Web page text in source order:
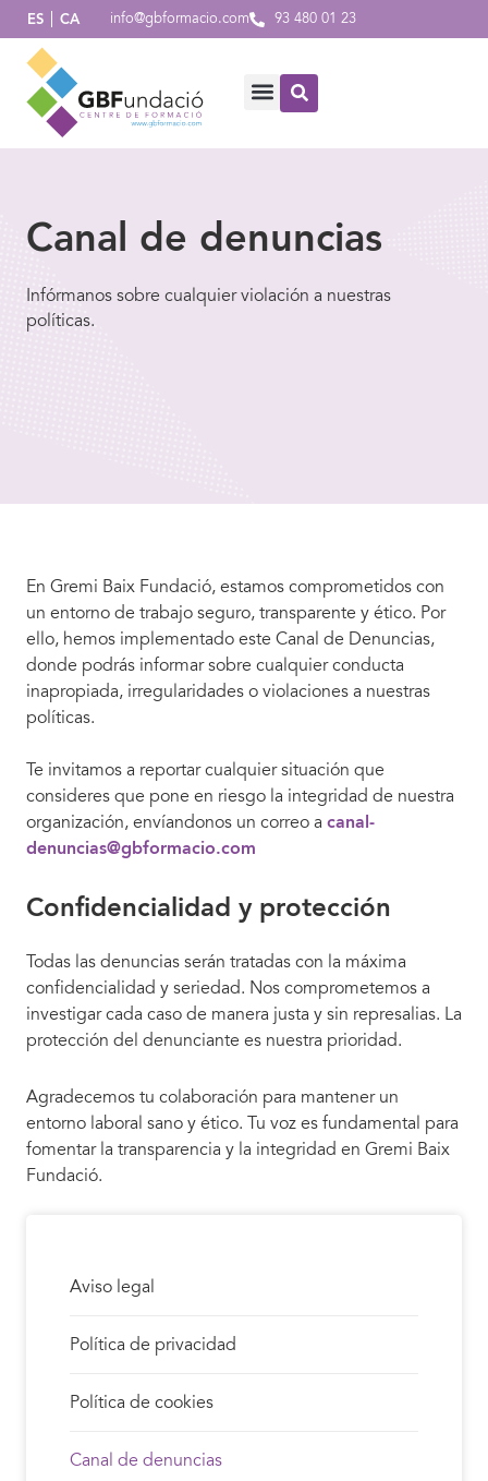
ES CA info@gbformacio.com 93 480 01 23
Canal de denuncias
Infórmanos sobre cualquier violación a nuestras
políticas.
En Gremi Baix Fundació, estamos comprometidos con
un entorno de trabajo seguro, transparente y ético. Por
ello, hemos implementado este Canal de Denuncias,
donde podrás informar sobre cualquier conducta
inapropiada, irregularidades o violaciones a nuestras
políticas.
Te invitamos a reportar cualquier situación que
consideres que pone en riesgo la integridad de nuestra
organización, envíandonos un correo a canal-
denuncias@gbformacio.com
Confidencialidad y protección
Todas las denuncias serán tratadas con la máxima
confidencialidad y seriedad. Nos comprometemos a
investigar cada caso de manera justa y sin represalias. La
protección del denunciante es nuestra prioridad.
Agradecemos tu colaboración para mantener un
entorno laboral sano y ético. Tu voz es fundamental para
fomentar la transparencia y la integridad en Gremi Baix
Fundació.
Aviso legal
Política de privacidad
Política de cookies
Canal de denuncias